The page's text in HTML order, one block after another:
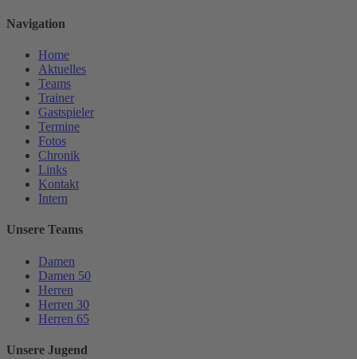
Navigation
Home
Aktuelles
Teams
Trainer
Gastspieler
Termine
Fotos
Chronik
Links
Kontakt
Intern
Unsere Teams
Damen
Damen 50
Herren
Herren 30
Herren 65
Unsere Jugend